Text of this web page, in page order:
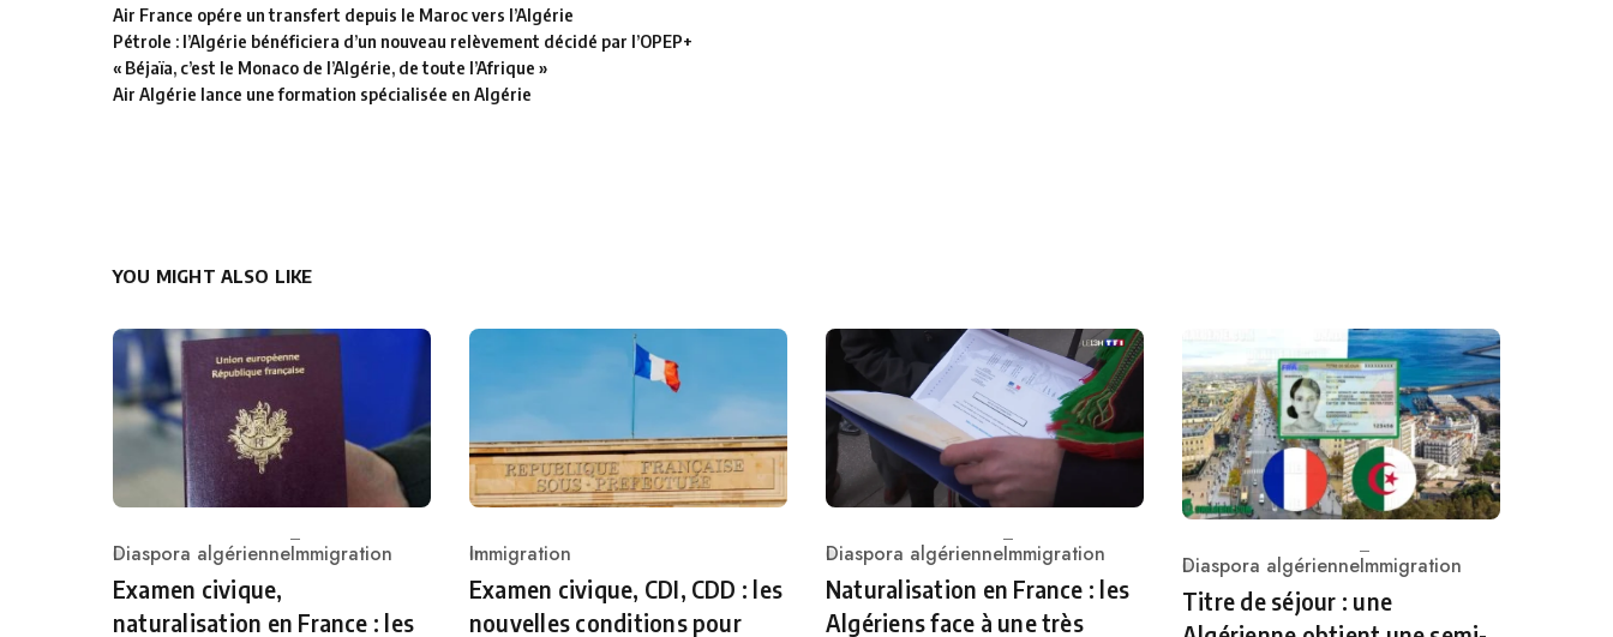
Air France opére un transfert depuis le Maroc vers l’Algérie
Pétrole : l’Algérie bénéficiera d’un nouveau relèvement décidé par l’OPEP+
« Béjaïa, c’est le Monaco de l’Algérie, de toute l’Afrique »
Air Algérie lance une formation spécialisée en Algérie
YOU MIGHT ALSO LIKE
Category
Diaspora algérienneImmigration
Examen civique,
naturalisation en France : les
Category
Immigration
Examen civique, CDI, CDD : les
nouvelles conditions pour
Category
Diaspora algérienneImmigration
Naturalisation en France : les
Algériens face à une très
Category
Diaspora algérienneImmigration
Titre de séjour : une